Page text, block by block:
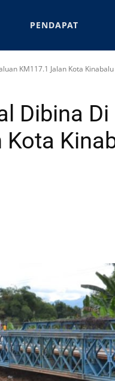
PENDAPAT
KM117.1 Jalan Kota
Dibina Di